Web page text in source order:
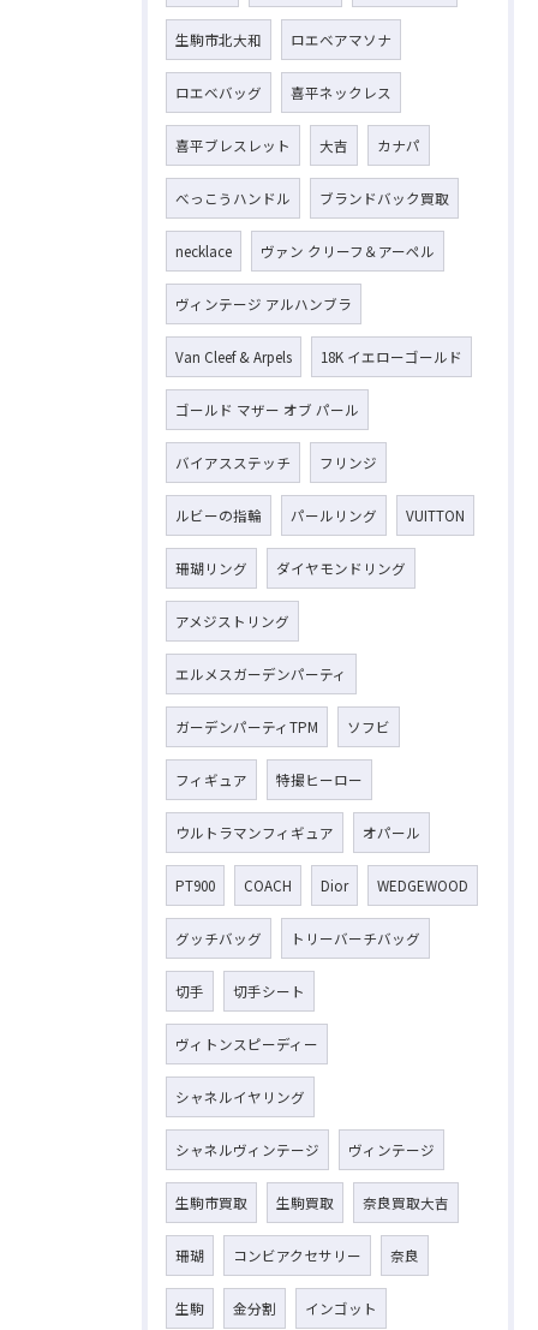
生駒市北大和 ロエベアマソナ
ロエベバッグ 喜平ネックレス
喜平ブレスレット 大吉 カナパ
べっこうハンドル ブランドバック買取
necklace ヴァン クリーフ＆アーペル
ヴィンテージ アルハンブラ
Van Cleef & Arpels 18K イエローゴールド
ゴールド マザー オブ パール
バイアスステッチ フリンジ
ルビーの指輪 パールリング VUITTON
珊瑚リング ダイヤモンドリング
アメジストリング
エルメスガーデンパーティ
ガーデンパーティTPM ソフビ
フィギュア 特撮ヒーロー
ウルトラマンフィギュア オパール
PT900 COACH Dior WEDGEWOOD
グッチバッグ トリーバーチバッグ
切手 切手シート
ヴィトンスピーディー
シャネルイヤリング
シャネルヴィンテージ ヴィンテージ
生駒市買取 生駒買取 奈良買取大吉
珊瑚 コンビアクセサリー 奈良
生駒 金分割 インゴット
お気軽にお問い合わせください